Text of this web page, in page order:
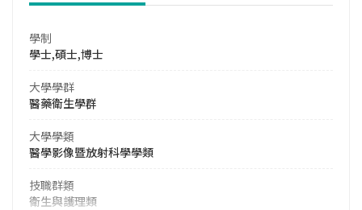
學制
學士,碩士,博士
大學學群
醫藥衛生學群
大學學類
醫學影像暨放射科學學類
技職群類
衛生與護理類